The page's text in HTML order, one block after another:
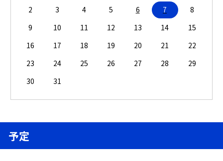
2
3 4 5 6 7
8
9
10 11 12 13 14
15
16
17 18 19 20 21
22
23
24 25 26 27 28
29
30
31
予定